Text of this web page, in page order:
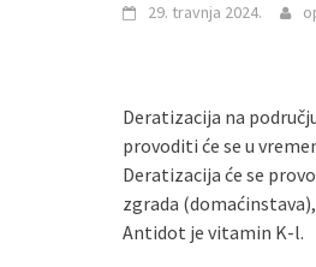
29. travnja 2024.
Deratizacija na
provoditi će se u
Deratizacija će se
zgrada
Antidot je vitamin K-l.